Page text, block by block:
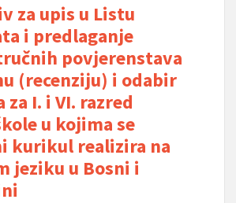
za upis u Listu
i predlaganje
povjerenstava
(recenziju) i odabir
I. i VI. razred
u kojima se
kurikul realizira na
jeziku u Bosni i